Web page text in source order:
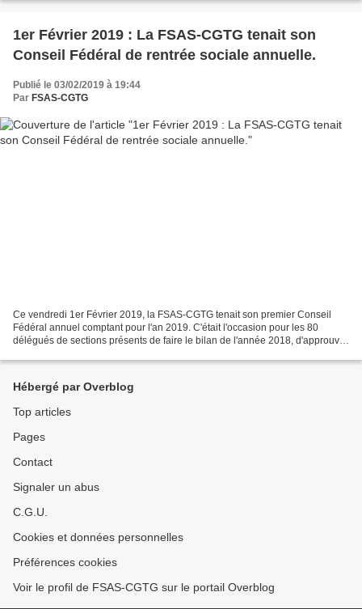
1er Février 2019 : La FSAS-CGTG tenait son
Conseil Fédéral de rentrée sociale annuelle.
Publié le 03/02/2019 à 19:44
Par FSAS-CGTG
Ce vendredi 1er Février 2019, la FSAS-CGTG tenait son premier Conseil
Fédéral annuel comptant pour l'an 2019. C'était l'occasion pour les 80
délégués de sections présents de faire le bilan de l'année 2018, d'approuver
Hébergé par Overblog
Top articles
Pages
Contact
Signaler un abus
C.G.U.
Cookies et données personnelles
Préférences cookies
Voir le profil de FSAS-CGTG sur le portail Overblog